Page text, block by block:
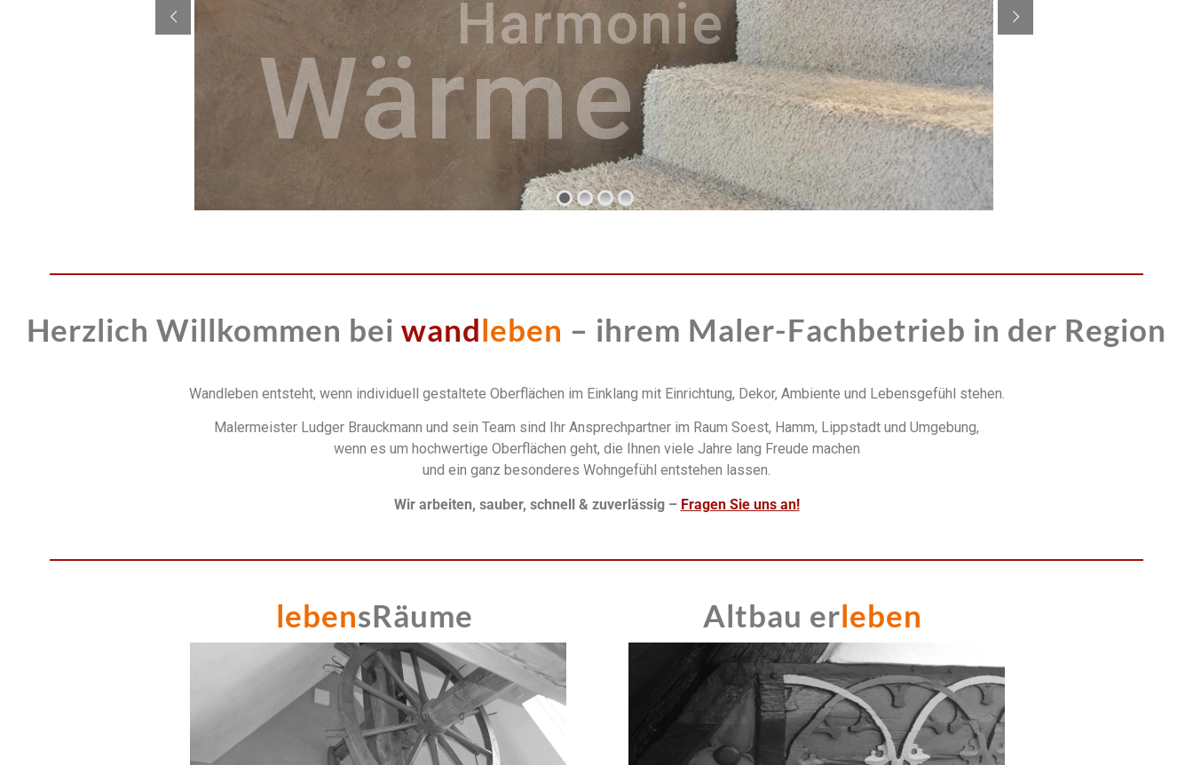
Harmonie
Wärme
Herzlich Willkommen bei wandleben – ihrem Maler-Fachbetrieb in der Region
Wandleben entsteht, wenn individuell gestaltete Oberflächen im Einklang mit Einrichtung, Dekor, Ambiente und Lebensgefühl stehen.
Malermeister Ludger Brauckmann und sein Team sind Ihr Ansprechpartner im Raum Soest, Hamm, Lippstadt und Umgebung,
wenn es um hochwertige Oberflächen geht, die
Ihnen viele Jahre lang Freude machen
und ein ganz besonderes Wohngefühl entstehen lassen.
Wir arbeiten, sauber, schnell & zuverlässig – Fragen Sie uns an!
lebensRäume Altbau erleben